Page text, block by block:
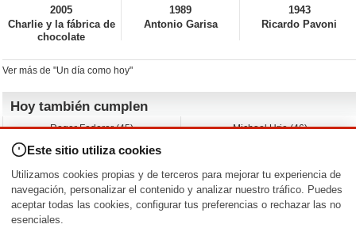
2005
Charlie y la fábrica de
chocolate
1989
Antonio Garisa
1943
Ricardo Pavoni
Ver más de "Un día como hoy"
Hoy también cumplen
Roger Federer (45)
Dustin Hoffman (89)
Martin Brest (75)
Adam Roarke (89)
Michael Urie (46)
Jimmy Jean-Louis (58)
Ken Baumann (37)
Nacimientos y estrenos en la fecha
Este sitio utiliza cookies
Utilizamos cookies propias y de terceros para mejorar tu experiencia de
navegación, personalizar el contenido y analizar nuestro tráfico. Puedes
aceptar todas las cookies, configurar tus preferencias o rechazar las no
esenciales.